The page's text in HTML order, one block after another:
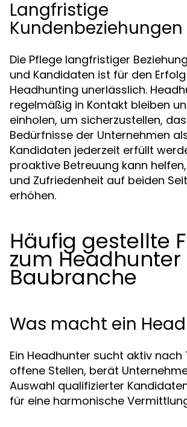
Langfristige
Die Pflege langfristiger
und Kandidaten ist für den
Headhunting unerlässlich.
regelmäßig in Kontakt bleiben
einholen, um sicherzustellen,
Bedürfnisse der Unternehmen
Kandidaten jederzeit erfüllt
proaktive Betreuung kann
und Zufriedenheit auf beiden
erhöhen.
Häufig gestellte
zum Headhunter
Baubranche
Was macht ein
Ein Headhunter sucht aktiv nach
offene Stellen, berät
Auswahl qualifizierter
für eine harmonische